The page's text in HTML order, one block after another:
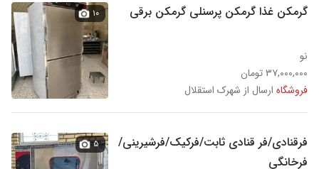
گرمکن غذا گرمکن پرسنلی گرمکن برقی
نو
۳۷,۰۰۰,۰۰۰ تومان
فروشگاه ارسال از شهرک استقلال
۱۰
فرقنادی/فر قنادی ثابت/فرکیک/فرشیرینی/
فرخانگی
۵